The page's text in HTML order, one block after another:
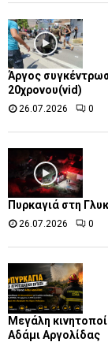
Άργος
20χρονου(vid)
26.07.2026 0
Πυρκαγιά στη
26.07.2026 0
Μεγάλη
Αδάμι Αργολίδας